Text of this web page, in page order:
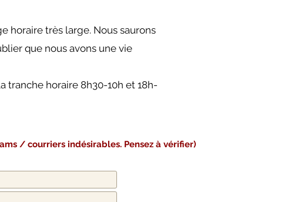
horaire très large. Nous saurons
que nous avons une vie
tranche horaire 8h30-10h et 18h-
/ courriers indésirables. Pensez à vérifier)